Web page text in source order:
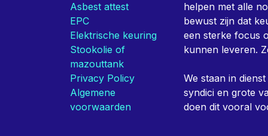
Asbest attest
EPC
Elektrische keuring
Stookolie of
mazouttank
Privacy Policy
Algemene
voorwaarden
helpen met alle
bewust zijn dat
een sterke focus
kunnen leveren.
We staan in
syndici en grote
doen dit vooral